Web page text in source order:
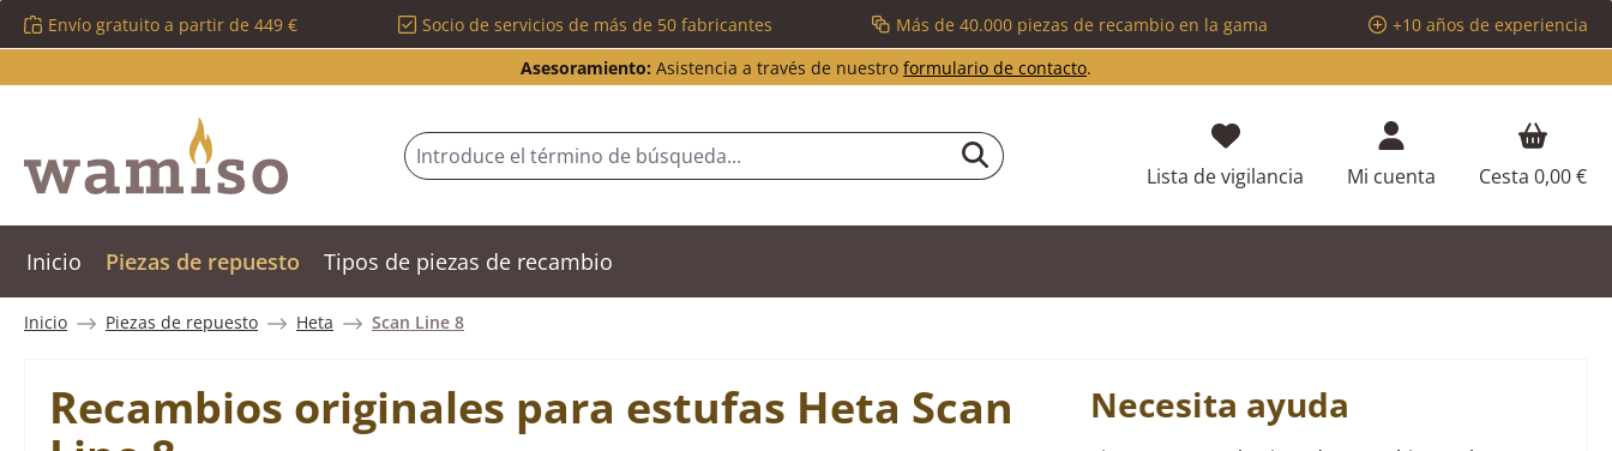
al contenido principal
Saltar a la búsqueda
Saltar a la navegación principal
Envío gratuito a partir de 449 € Socio de servicios de más de 50 fabricantes Más de 40.000 piezas de recambio en la gama
+10 años de experiencia
Asesoramiento: Asistencia a través de nuestro formulario de contacto.
Lista de vigilancia Tienes 0 artículos en tu lista de
Mi cuenta Cesta 0,00 €
Inicio Piezas de repuesto Tipos de piezas de recambio
Inicio Piezas de repuesto Heta Scan Line 8
Recambios originales para estufas Heta Scan
Necesita ayuda